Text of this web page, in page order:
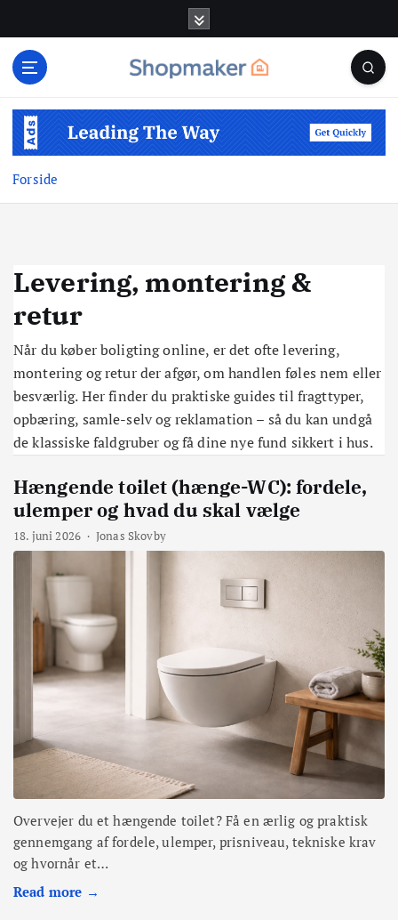
Forside
Levering, montering &
retur
Når du køber boligting online, er det ofte levering,
montering og retur der afgør, om handlen føles nem eller
besværlig. Her finder du praktiske guides til fragttyper,
opbæring, samle-selv og reklamation – så du kan undgå
de klassiske faldgruber og få dine nye fund sikkert i hus.
Hængende toilet (hænge-WC): fordele,
ulemper og hvad du skal vælge
18. juni 2026 · Jonas Skovby
Overvejer du et hængende toilet? Få en ærlig og praktisk
gennemgang af fordele, ulemper, prisniveau, tekniske krav
og hvornår et…
Read more →